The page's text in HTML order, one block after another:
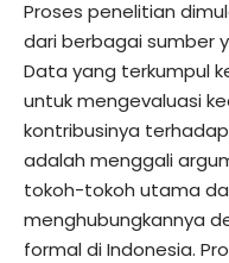
Proses penelitian
dari berbagai sumber
Data yang terkumpul
untuk mengevaluasi
kontribusinya
adalah menggali
tokoh-tokoh utama
menghubungkannya
formal di Indonesia.